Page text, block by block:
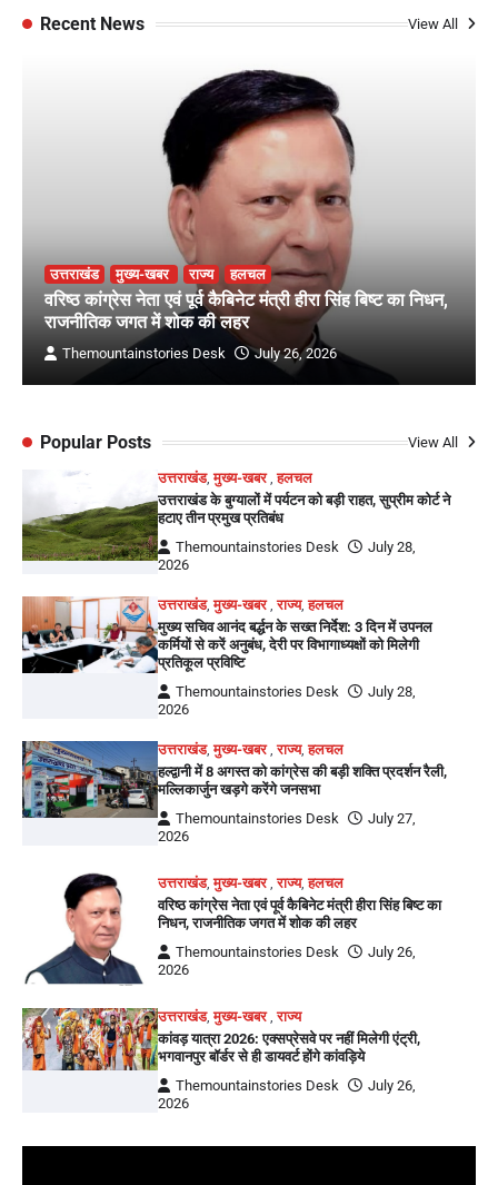
Recent News View All
उत्तराखंड मुख्य-खबर राज्य हलचल
वरिष्ठ कांग्रेस नेता एवं पूर्व कैबिनेट मंत्री हीरा सिंह बिष्ट का निधन,
राजनीतिक जगत में शोक की लहर
Themountainstories Desk July 26, 2026
Popular Posts View All
उत्तराखंड,मुख्य-खबर,हलचल
उत्तराखंड के बुग्यालों में पर्यटन को बड़ी राहत, सुप्रीम कोर्ट ने
हटाए तीन प्रमुख प्रतिबंध
Themountainstories Desk
July 28,
2026
उत्तराखंड,मुख्य-खबर,राज्य,हलचल
मुख्य सचिव आनंद बर्द्धन के सख्त निर्देश: 3 दिन में उपनल
कर्मियों से करें अनुबंध, देरी पर विभागाध्यक्षों को मिलेगी
प्रतिकूल प्रविष्टि
Themountainstories Desk
July 28,
2026
उत्तराखंड,मुख्य-खबर,राज्य,हलचल
हल्द्वानी में 8 अगस्त को कांग्रेस की बड़ी शक्ति प्रदर्शन रैली,
मल्लिकार्जुन खड़गे करेंगे जनसभा
Themountainstories Desk
July 27,
2026
उत्तराखंड,मुख्य-खबर,राज्य,हलचल
वरिष्ठ कांग्रेस नेता एवं पूर्व कैबिनेट मंत्री हीरा सिंह बिष्ट का
निधन, राजनीतिक जगत में शोक की लहर
Themountainstories Desk
July 26,
2026
उत्तराखंड,मुख्य-खबर,राज्य
कांवड़ यात्रा 2026: एक्सप्रेसवे पर नहीं मिलेगी एंट्री,
भगवानपुर बॉर्डर से ही डायवर्ट होंगे कांवड़िये
Themountainstories Desk
July 26,
2026